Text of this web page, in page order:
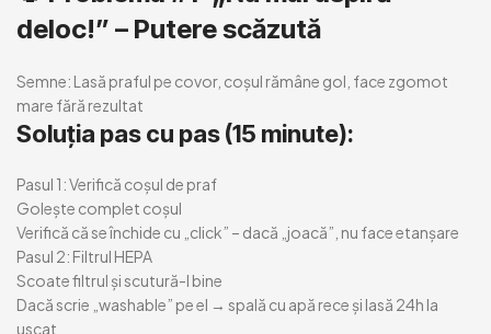
deloc!” – Putere scăzută
Semne: Lasă praful pe covor, coșul rămâne gol, face zgomot
mare fără rezultat
Soluția pas cu pas (15 minute):
Pasul 1: Verifică coșul de praf
Golește complet coșul
Verifică că se închide cu „click” – dacă „joacă”, nu face etanșare
Pasul 2: Filtrul HEPA
Scoate filtrul și scutură-l bine
Dacă scrie „washable” pe el → spală cu apă rece și lasă 24h la
uscat